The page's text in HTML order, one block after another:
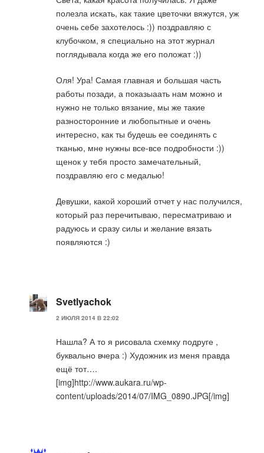
полезла искать, как такие цветочки вяжутся, уж
очень себе захотелось :)) поздравляю с
клубочком, я специально на этот журнал
поглядывала когда же его положат :))
Оля! Ура! Самая главная и большая часть
работы позади, а показыаать нам можно и
нужно не только вязание, мы же такие
разносторонние и любопытные и очень
интересно, как ты будешь ее соединять с
тканью, мне нужны все-все подробности :))
щенок у тебя просто замечательный,
поздравляю его с медалью!
Девушки, какой хороший отчет у нас получился,
который раз перечитываю, пересматриваю и
радуюсь и сразу силы и желание вязать
появляются :)
Svetlyachok
2 ИЮЛЯ 2014 В 22:02
Нашла? А то я рисовала схемку подруге ,
буквально вчера :) Художник из меня правда
ещё тот….
[img]http://www.aukara.ru/wp-
content/uploads/2014/07/IMG_0890.JPG[/img]